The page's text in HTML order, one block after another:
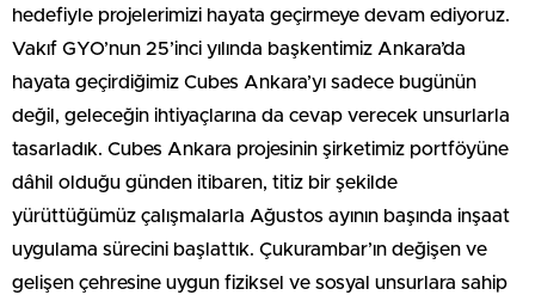
hedefiyle projelerimizi hayata geçirmeye devam ediyoruz.
Vakıf GYO’nun 25’inci yılında başkentimiz Ankara’da
hayata geçirdiğimiz Cubes Ankara’yı sadece bugünün
değil, geleceğin ihtiyaçlarına da cevap verecek unsurlarla
tasarladık. Cubes Ankara projesinin şirketimiz portföyüne
dâhil olduğu günden itibaren, titiz bir şekilde
yürüttüğümüz çalışmalarla Ağustos ayının başında inşaat
uygulama sürecini başlattık. Çukurambar’ın değişen ve
gelişen çehresine uygun fiziksel ve sosyal unsurlara sahip